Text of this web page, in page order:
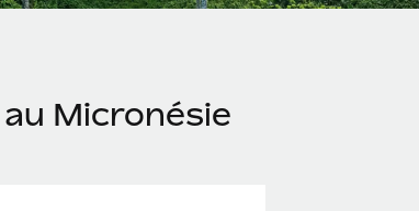
Micronésie